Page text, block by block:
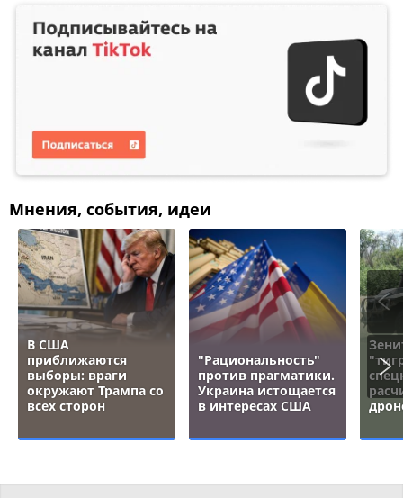
Мнения, события, идеи
В США
приближаются
выборы: враги
окружают Трампа со
всех сторон
"Рациональность"
против прагматики.
Украина истощается
в интересах США